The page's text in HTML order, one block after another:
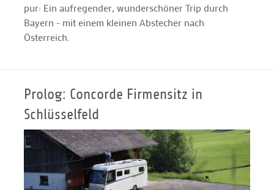
pur: Ein aufregender, wunderschöner Trip durch
Bayern - mit einem kleinen Abstecher nach
Österreich.
Prolog: Concorde Firmensitz in
Schlüsselfeld